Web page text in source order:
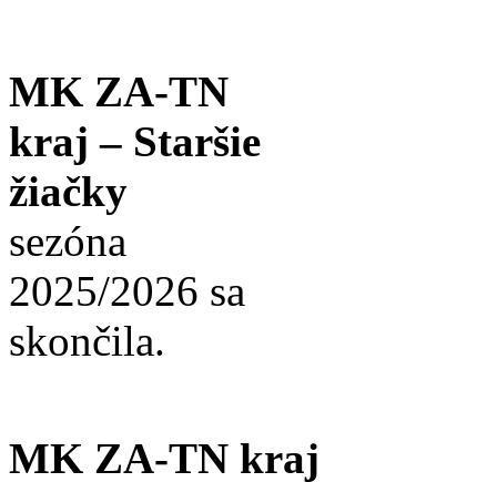
MK ZA-TN
kraj – Staršie
žiačky
sezóna
2025/2026 sa
skončila.
MK ZA-TN kraj